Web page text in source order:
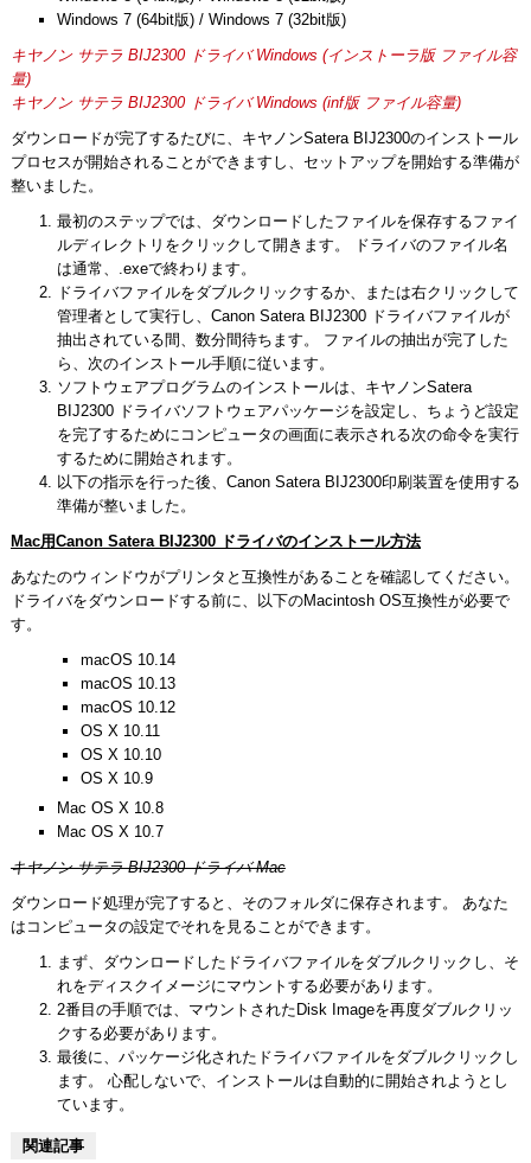
Windows 7 (64bit版) / Windows 7 (32bit版)
キヤノン サテラ BIJ2300 ドライバ Windows (インストーラ版 ファイル容
量)
キヤノン サテラ BIJ2300 ドライバ Windows (inf版 ファイル容量)
ダウンロードが完了するたびに、キヤノンSatera BIJ2300のインストール
プロセスが開始されることができますし、セットアップを開始する準備が
整いました。
最初のステップでは、ダウンロードしたファイルを保存するファイ
ルディレクトリをクリックして開きます。 ドライバのファイル名
は通常、.exeで終わります。
ドライバファイルをダブルクリックするか、または右クリックして
管理者として実行し、Canon Satera BIJ2300 ドライバファイルが
抽出されている間、数分間待ちます。 ファイルの抽出が完了した
ら、次のインストール手順に従います。
ソフトウェアプログラムのインストールは、キヤノンSatera
BIJ2300 ドライバソフトウェアパッケージを設定し、ちょうど設定
を完了するためにコンピュータの画面に表示される次の命令を実行
するために開始されます。
以下の指示を行った後、Canon Satera BIJ2300印刷装置を使用する
準備が整いました。
Mac用Canon Satera BIJ2300 ドライバのインストール方法
あなたのウィンドウがプリンタと互換性があることを確認してください。
ドライバをダウンロードする前に、以下のMacintosh OS互換性が必要で
す。
macOS 10.14
macOS 10.13
macOS 10.12
OS X 10.11
OS X 10.10
OS X 10.9
Mac OS X 10.8
Mac OS X 10.7
キヤノン サテラ BIJ2300 ドライバ Mac
ダウンロード処理が完了すると、そのフォルダに保存されます。 あなた
はコンピュータの設定でそれを見ることができます。
まず、ダウンロードしたドライバファイルをダブルクリックし、そ
れをディスクイメージにマウントする必要があります。
2番目の手順では、マウントされたDisk Imageを再度ダブルクリッ
クする必要があります。
最後に、パッケージ化されたドライバファイルをダブルクリックし
ます。 心配しないで、インストールは自動的に開始されようとし
ています。
関連記事